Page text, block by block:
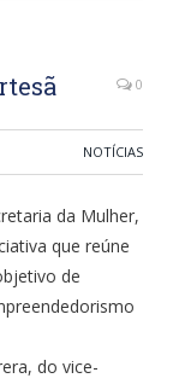
0
NOTÍCIAS
da Mulher,
que reúne
de
do vice-